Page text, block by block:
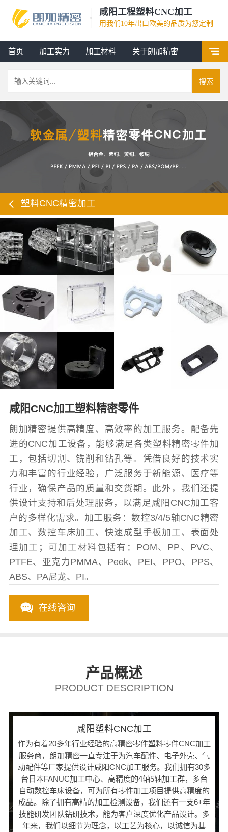
咸阳工程塑料CNC加工
用我们10年出口欧美的品质为您定制
首页 加工实力 加工材料 关于朗加精密
搜索
塑料CNC精密加工
咸阳CNC加工塑料精密零件
朗加精密提供高精度、高效率的加工服务。配备先
进的CNC加工设备，能够满足各类塑料精密零件加
工，包括切割、铣削和钻孔等。凭借良好的技术实
力和丰富的行业经验，广泛服务于新能源、医疗等
行业，确保产品的质量和交货期。此外，我们还提
供设计支持和后处理服务，以满足咸阳CNC加工客
户的多样化需求。加工服务：数控3/4/5轴CNC精密
加工、数控车床加工、快速成型手板加工、表面处
理加工；可加工材料包括有：POM、PP、PVC、
PTFE、亚克力PMMA、Peek、PEI、PPO、PPS、
ABS、PA尼龙、PI。
在线咨询
产品概述
PRODUCT DESCRIPTION
咸阳塑料CNC加工
作为有着20多年行业经验的高精密零件塑料零件CNC加工
服务商，朗加精密一直专注于为汽车配件、电子外壳、气
动配件等厂家提供设计咸阳CNC加工服务。我们拥有30多
台日本FANUC加工中心、高精度的4轴5轴加工群，多台
自动数控车床设备，可为所有零件加工项目提供高精度的
成品。除了拥有高精的加工检测设备，我们还有一支6+年
技能研发团队钻研技术，能为客户深度优化产品设计。多
年来，我们以细节为理念，以工艺为核心，以诚信为基